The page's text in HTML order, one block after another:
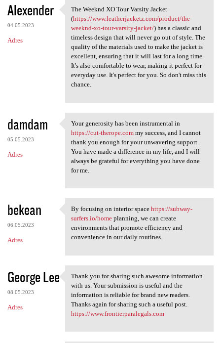
Alexender
04.05.2023
Adres
The Weeknd XO Tour Varsity
The Weeknd XO Tour Varsity Jacket
(https://www.leatherjacketz.com/product/the-
weeknd-xo-tour-varsity-jacket/) has a classic and
timeless design that will never go out of style. The
quality of the materials used to make the jacket is
excellent, ensuring that it will last for a long time.
It's also comfortable to wear, making it perfect for
everyday use. It's perfect for you. So don't miss this
chance.
damdam
05.05.2023
Adres
Your generosity has been
Your generosity has been instrumental in
https://cut-therope.commy success, and I cannot
thank you enough for your unwavering support.
You have made a difference in my life, and I will
always be grateful for everything you have done
for me.
bekean
06.05.2023
Adres
By focusing on interior space
By focusing on interior space https://subway-
surfers.io/homeplanning, we can create
environments that promote efficiency and
convenience in our daily routines.
George Lee
08.05.2023
Adres
Thank you for sharing such
Thank you for sharing such awesome information
with us. Your submission is useful and the
information is reliable for brand new readers.
Thanks again for sharing such a useful post.
https://www.frontierparalegals.com